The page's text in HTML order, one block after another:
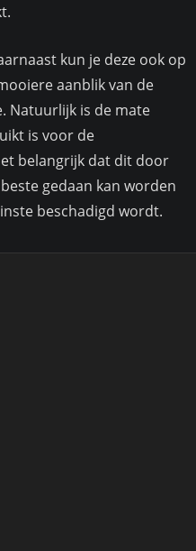
kun je deze ook op
aanblik van de
Natuurlijk is de mate
is voor de
belangrijk dat dit door
gedaan kan worden
beschadigd wordt.